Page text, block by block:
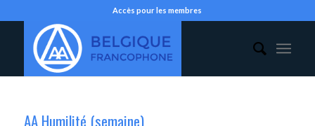
Accès pour les membres
AA Humilité (semaine)